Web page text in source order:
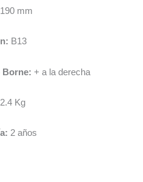
190 mm
B13
Borne: + a la derecha
Kg
2 años